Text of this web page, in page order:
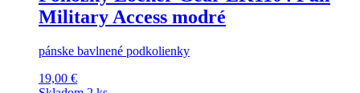
Military Access modré
pánske bavlnené podkolienky
19,00 €